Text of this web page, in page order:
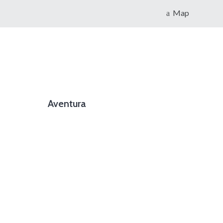
Map
Aventura